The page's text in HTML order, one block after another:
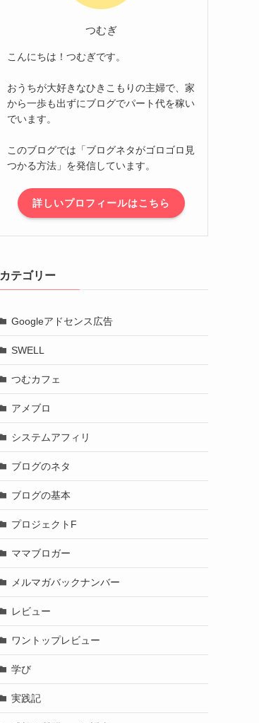
つむぎ
こんにちは！つむぎです。
おうちが大好きなひきこもりの主婦で、家
から一歩も出ずにブログでパート代を稼い
でいます。
このブログでは「ブログネタがゴロゴロ見
つかる方法」を発信しています。
詳しいプロフィールはこちら
カテゴリー
Googleアドセンス広告
SWELL
つむカフェ
アメブロ
システムアフィリ
ブログのネタ
ブログの基本
プロジェクトF
ママブロガー
メルマガバックナンバー
レビュー
ワントップレビュー
学び
実践記